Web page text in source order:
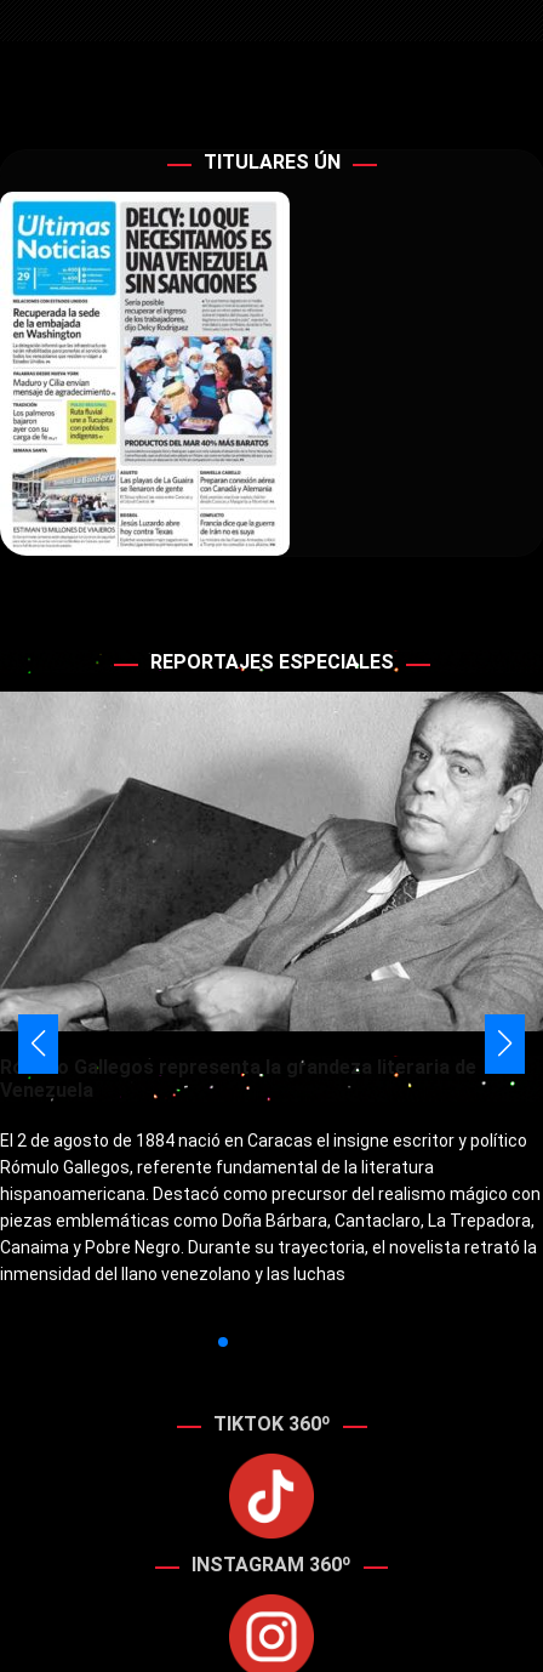
TITULARES ÚN
REPORTAJES ESPECIALES
Rómulo Gallegos representa la grandeza literaria de
El 2 de agosto de 1884 nació en Caracas el insigne escritor y político
Rómulo Gallegos, referente fundamental de la literatura
hispanoamericana. Destacó como precursor del realismo mágico con
piezas emblemáticas como Doña Bárbara, Cantaclaro, La Trepadora,
Canaima y Pobre Negro. Durante su trayectoria, el novelista retrató la
inmensidad del llano venezolano y las luchas
TIKTOK 360º
INSTAGRAM 360º